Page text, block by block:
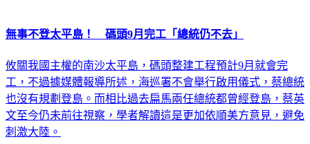
無事不登太平島！ 碼頭9月完工「總統仍不去」
攸關我國主權的南沙太平島，碼頭整建工程預計9月就會完
工，不過據媒體報導所述，海巡署不會舉行啟用儀式，蔡總統
也沒有規劃登島。而相比過去扁馬兩任總統都曾經登島，蔡英
文至今仍未前往視察，學者解讀這是更加依順美方意見，避免
刺激大陸。